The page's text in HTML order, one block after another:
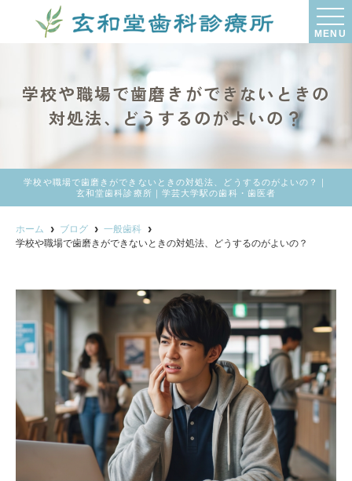
MENU
学校や職場で歯磨きができないときの
対処法、どうするのがよいの？
学校や職場で歯磨きができないときの対処法、どうするのがよいの？｜
玄和堂歯科診療所｜学芸大学駅の歯科・歯医者
ホーム ブログ
一般歯科
学校や職場で歯磨きができないときの対処法、どうするのがよいの？